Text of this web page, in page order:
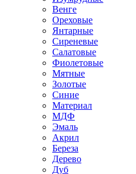
Венге
Ореховые
Янтарные
Сиреневые
Салатовые
Фиолетовые
Мятные
Золотые
Синие
Материал
МДФ
Эмаль
Акрил
Береза
Дерево
Дуб